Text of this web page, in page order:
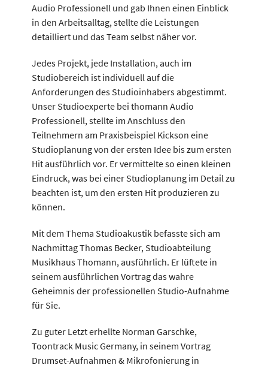
Audio Professionell und gab Ihnen einen Einblick
in den Arbeitsalltag, stellte die Leistungen
detailliert und das Team selbst näher vor.
Jedes Projekt, jede Installation, auch im
Studiobereich ist individuell auf die
Anforderungen des Studioinhabers abgestimmt.
Unser Studioexperte bei thomann Audio
Professionell, stellte im Anschluss den
Teilnehmern am Praxisbeispiel Kickson eine
Studioplanung von der ersten Idee bis zum ersten
Hit ausführlich vor. Er vermittelte so einen kleinen
Eindruck, was bei einer Studioplanung im Detail zu
beachten ist, um den ersten Hit produzieren zu
können.
Mit dem Thema Studioakustik befasste sich am
Nachmittag Thomas Becker, Studioabteilung
Musikhaus Thomann, ausführlich. Er lüftete in
seinem ausführlichen Vortrag das wahre
Geheimnis der professionellen Studio-Aufnahme
für Sie.
Zu guter Letzt erhellte Norman Garschke,
Toontrack Music Germany, in seinem Vortrag
Drumset-Aufnahmen & Mikrofonierung in